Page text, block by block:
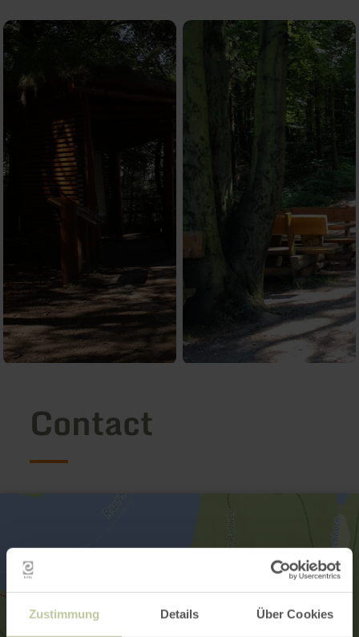
Zustimmung Details Über Cookies
Contact